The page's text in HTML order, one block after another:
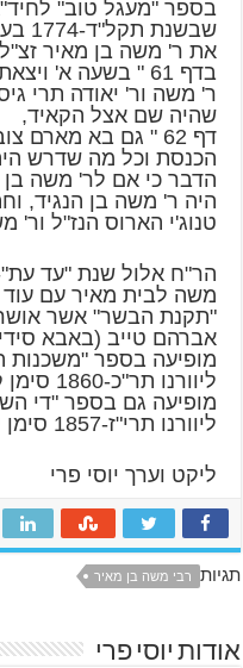
בספר "מעגל טוב"
את ר' משה בן מאיר
בדף 61 " בשעה א'
ר' משה ור' יאודה תרי
שהיה שם אצל הקאיד,
דף 62 " גם בא
הכנסת וכל מה שדרש
היה ר' משה בן הנגיד,
טנוג'י הארוס הנז"ל ור'
משה לבית מאיר עם
אברהם טייב (באבא
מופיעה בספר "משכנות
מופיעה גם בספר "די
ליוורנו תרי"ז-1857 סימן י"ג דף י"ז-37.
ליקט וערך יוסי פרי
תגיות רבי משה בן מאיר
אודות יוסי פרי